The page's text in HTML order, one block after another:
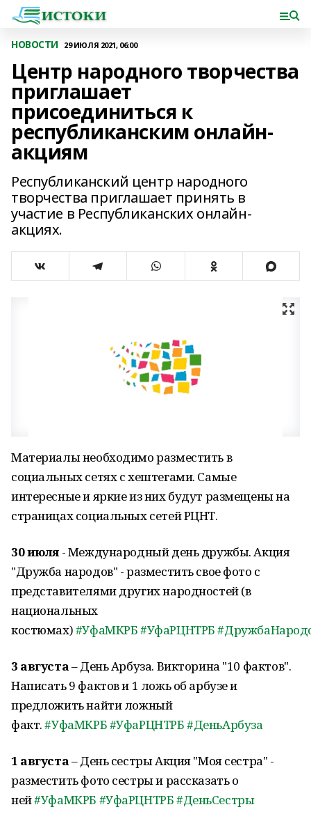
НОВОСТИ 29 ИЮЛЯ 2021, 06:00
Центр народного творчества
приглашает
присоединиться к
республиканским онлайн-
акциям
Республиканский центр народного
творчества приглашает принять в
участие в Республиканских онлайн-
акциях.
Материалы необходимо разместить в
социальных сетях с хештегами. Самые
интересные и яркие из них будут размещены на
страницах социальных сетей РЦНТ.
30 июля- Международный день дружбы. Акция
"Дружба народов" - разместить свое фото с
представителями других народностей (в
национальных
костюмах)#УфаМКРБ#УфаРЦНТРБ
3 августа– День Арбуза. Викторина "10 фактов".
Написать 9 фактов и 1 ложь об арбузе и
предложить найти ложный
факт.#УфаМКРБ#УфаРЦНТРБ#ДеньАрбуза
1 августа– День сестры Акция "Моя сестра" -
разместить фото сестры и рассказать о
ней#УфаМКРБ #УфаРЦНТРБ#ДеньСестры